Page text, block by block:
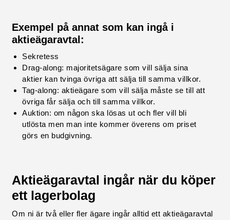
Exempel på annat som kan ingå i
aktieägaravtal:
Sekretess
Drag-along: majoritetsägare som vill sälja sina
aktier kan tvinga övriga att sälja till samma villkor.
Tag-along: aktieägare som vill sälja måste se till att
övriga får sälja och till samma villkor.
Auktion: om någon ska lösas ut och fler vill bli
utlösta men man inte kommer överens om priset
görs en budgivning.
Aktieägaravtal ingår när du köper
ett lagerbolag
Om ni är två eller fler ägare ingår alltid ett aktieägaravtal